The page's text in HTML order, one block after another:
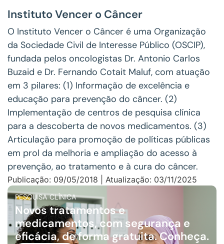
Instituto Vencer o Câncer
O Instituto Vencer o Câncer é uma Organização
da Sociedade Civil de Interesse Público (OSCIP),
fundada pelos oncologistas Dr. Antonio Carlos
Buzaid e Dr. Fernando Cotait Maluf, com atuação
em 3 pilares: (1) Informação de excelência e
educação para prevenção do câncer. (2)
Implementação de centros de pesquisa clínica
para a descoberta de novos medicamentos. (3)
Articulação para promoção de políticas públicas
em prol da melhoria e ampliação do acesso à
prevenção, ao tratamento e à cura do câncer.
Publicação: 09/05/2018 | Atualização: 03/11/2025
PESQUISA CLÍNICA
Novos tratamentos e
medicamentos, com segurança e
eficácia, de forma gratuita. Conheça.